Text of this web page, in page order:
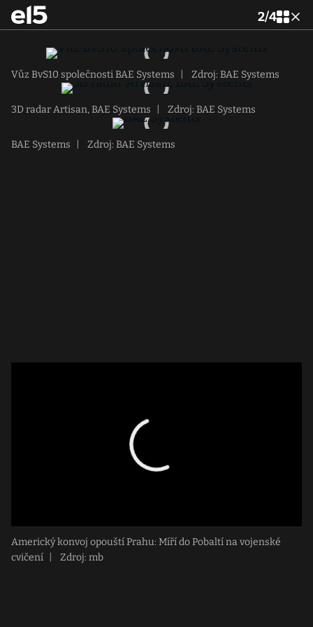
2/4
Vůz BvS10 společnosti BAE Systems Zdroj: BAE Systems
3D radar Artisan, BAE Systems Zdroj: BAE Systems
BAE Systems Zdroj: BAE Systems
Americký konvoj opouští Prahu: Míří do Pobaltí na vojenské
cvičení
Zdroj: mb